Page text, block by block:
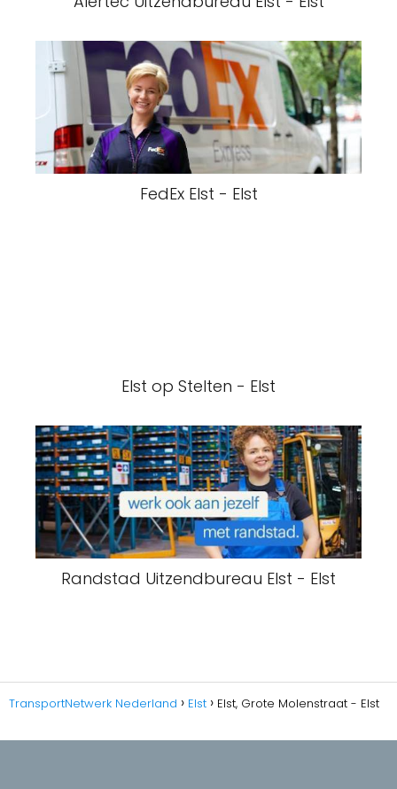
FedEx Elst - Elst
Elst op Stelten - Elst
Randstad Uitzendbureau Elst - Elst
TransportNetwerk Nederland Elst Elst, Grote Molenstraat - Elst